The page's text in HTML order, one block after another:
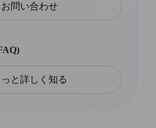
お問い合わせ
っと詳しく知る